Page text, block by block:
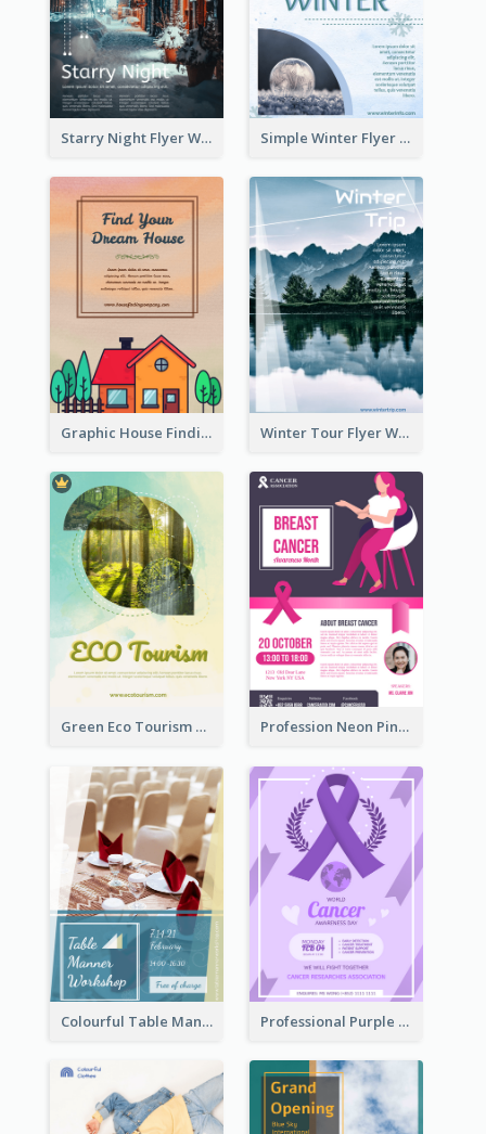
Starry Night Flyer With Street View Simple Winter Flyer With Snow Decorations
Graphic House Finding Flyer In Warm Colour Tone Winter Tour Flyer With Photo Of Snow Mountain
Green Eco Tourism Flyer With Photos Of Forest Profession Neon Pink Flyer Ribbon Design Template
Colourful Table Manner Course Flyer With Details Professional Purple Ribbon And Globe Flyer Design Idea